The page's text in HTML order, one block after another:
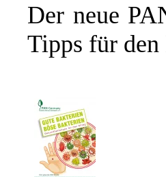
Der neue
Tipps für